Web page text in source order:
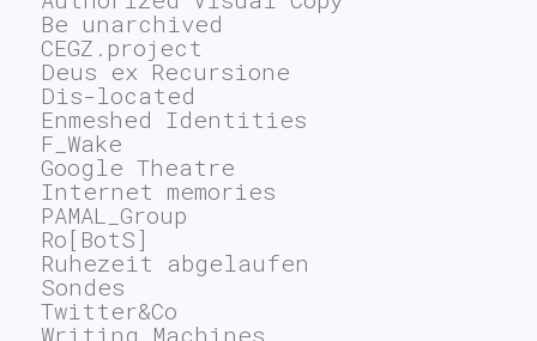
Be unarchived
CEGZ.project
Deus ex Recursione
Dis-located
Enmeshed Identities
F_Wake
Google Theatre
Internet memories
PAMAL_Group
Ro[BotS]
Ruhezeit abgelaufen
Sondes
Twitter&Co
Writing Machines